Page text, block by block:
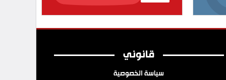
قانوني
سياسة الخصوصية